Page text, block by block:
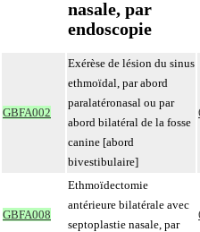
nasale, par
endoscopie
GBFA002
Exérèse de lésion du sinus
ethmoïdal, par abord
paralatéronasal ou par
abord bilatéral de la fosse
canine [abord
bivestibulaire]
GBFA008
Ethmoïdectomie
antérieure bilatérale avec
septoplastie nasale, par